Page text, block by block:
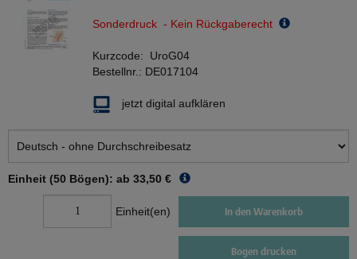
Sonderdruck - Kein Rückgaberecht
Kurzcode: UroG04
Bestellnr.: DE017104
jetzt digital aufklären
Einheit (50 Bögen): ab 33,50 €
Einheit(en) In den Warenkorb
Bogen drucken